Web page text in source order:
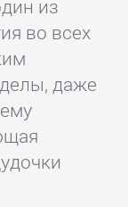
из
во всех
даже